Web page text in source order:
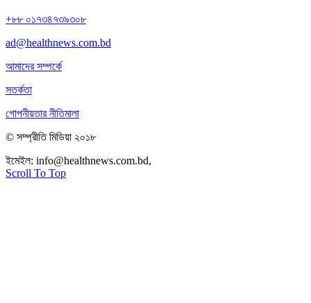
+৮৮ ০১৭৩৪৭৩৯৩০৮
ad@healthnews.com.bd
আমাদের সম্পর্কে
সতর্কতা
গোপনীয়তার নীতিমালা
© সম্প্রীতি মিডিয়া ২০১৮
ইমেইল: info@healthnews.com.bd,
Scroll To Top